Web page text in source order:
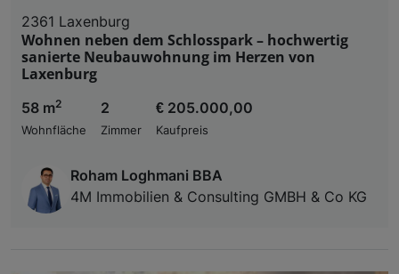
2361 Laxenburg
Wohnen neben dem Schlosspark – hochwertig
sanierte Neubauwohnung im Herzen von
Laxenburg
58 m2
Wohnfläche
2
Zimmer
€ 205.000,00
Kaufpreis
Roham Loghmani BBA
4M Immobilien & Consulting GMBH & Co KG